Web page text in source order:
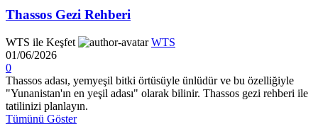
Thassos Gezi Rehberi
WTS ile Keşfet
WTS
01/06/2026
0
Thassos adası, yemyeşil bitki örtüsüyle ünlüdür ve bu özelliğiyle
"Yunanistan'ın en yeşil adası" olarak bilinir. Thassos gezi rehberi ile
tatilinizi planlayın.
Tümünü Göster